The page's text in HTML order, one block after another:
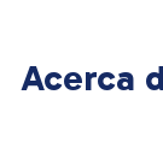
Acerca